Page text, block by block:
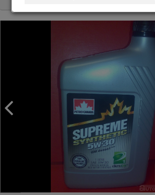
OFERTA DLA FIRM
DOŁADUJ KONTO
KOSZYK
HISTORIA